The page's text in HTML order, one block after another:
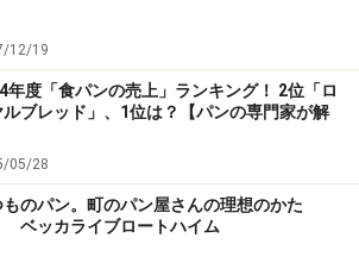
12/19
年度「食パンの売上」ランキング！ 2位「ロ
ルブレッド」、1位は？【パンの専門家が解
05/28
ものパン。町のパン屋さんの理想のかた
ベッカライブロートハイム